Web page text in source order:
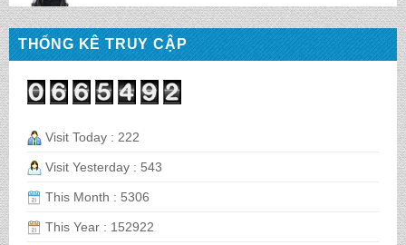
BALO HỌC SINH MS: TN 2068
THỐNG KÊ TRUY CẬP
Visit Today : 222
Visit Yesterday : 543
This Month : 5306
This Year : 152922